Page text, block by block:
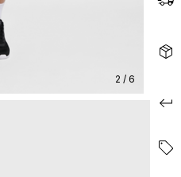
2 / 6